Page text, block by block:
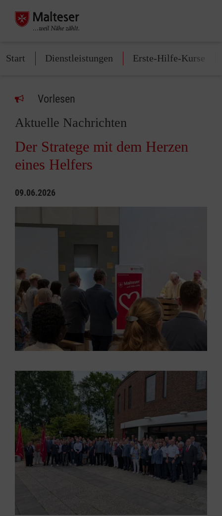
Start Dienstleistungen Erste-Hilfe-Kurse
Vorlesen
Aktuelle Nachrichten
Der Stratege mit dem Herzen
eines Helfers
09.06.2026